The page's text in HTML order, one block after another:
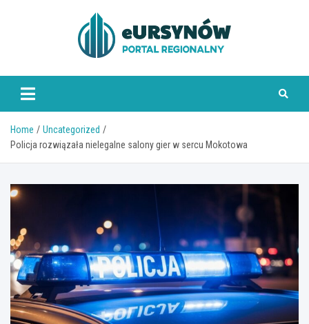
Home
Uncategorized
Policja rozwiązała nielegalne salony gier w sercu Mokotowa